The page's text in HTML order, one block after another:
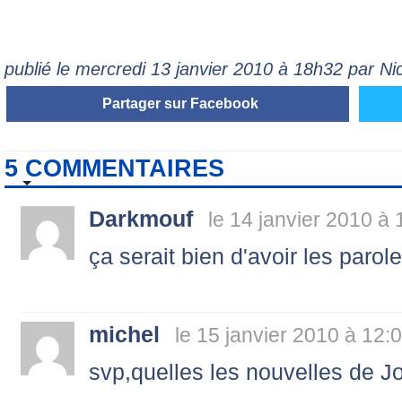
publié le mercredi 13 janvier 2010 à 18h32 par
Partager sur Facebook
5 COMMENTAIRES
Darkmouf le 14 janvier 2010 à
ça serait bien d'avoir les
michel le 15 janvier 2010 à
svp,quelles les nouvelles de